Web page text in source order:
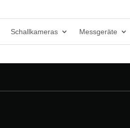
Schallkameras Messgeräte